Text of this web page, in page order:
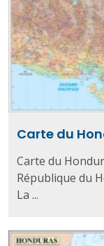
Carte du
Carte du
République du
La ...